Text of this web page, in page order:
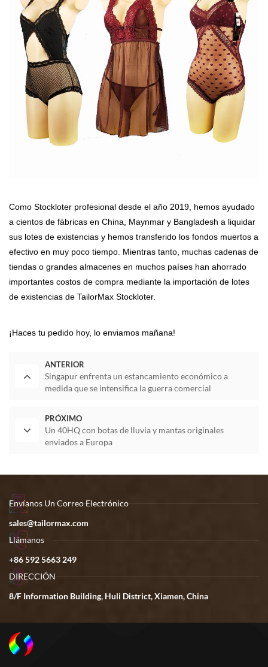
Como Stockloter profesional desde el año 2019, hemos ayudado
a cientos de fábricas en China, Maynmar y Bangladesh a liquidar
sus lotes de existencias y hemos transferido los fondos muertos a
efectivo en muy poco tiempo. Mientras tanto, muchas cadenas de
tiendas o grandes almacenes en muchos países han ahorrado
importantes costos de compra mediante la importación de lotes
de existencias de TailorMax Stockloter.
¡Haces tu pedido hoy, lo enviamos mañana!
ANTERIOR
Singapur enfrenta un estancamiento económico a
medida que se intensifica la guerra comercial
PRÓXIMO
Un 40HQ con botas de lluvia y mantas originales
enviados a Europa
Envíanos Un Correo Electrónico
sales@tailormax.com
Llámanos
+86 592 5663 249
DIRECCIÓN
8/F Information Building, Huli District, Xiamen, China